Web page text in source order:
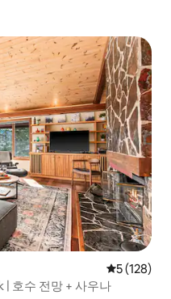
평점 5점(5
5 (128)
호수 전망 + 사우나